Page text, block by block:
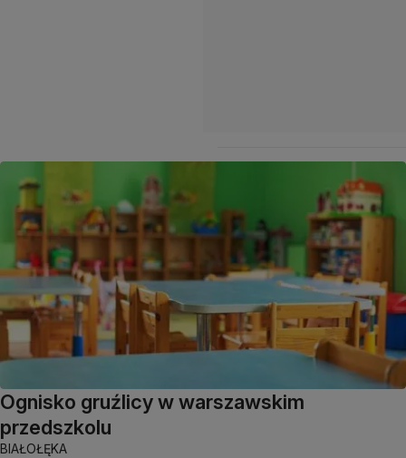
Ognisko gruźlicy w warszawskim
przedszkolu
BIAŁOŁĘKA